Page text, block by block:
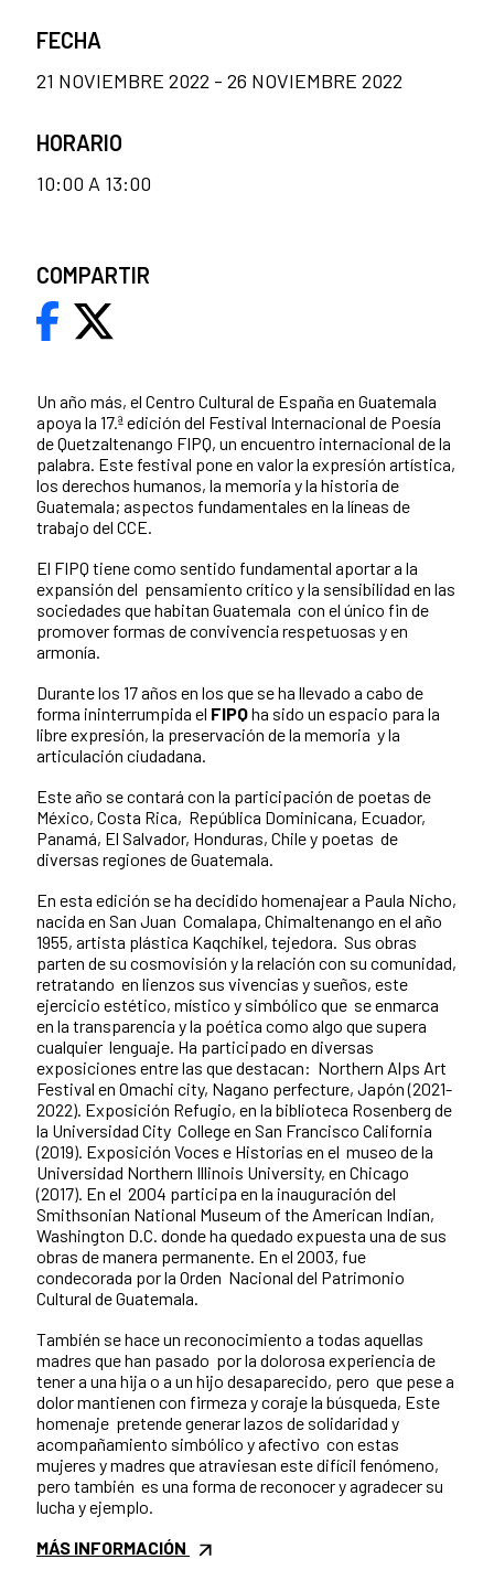
Un año más, el Centro Cultural de España en Guatemala
apoya la 17.ª edición del Festival Internacional de Poesía
de Quetzaltenango FIPQ, un encuentro internacional de la
palabra. Este festival pone en valor la expresión artística,
los derechos humanos, la memoria y la historia de
Guatemala; aspectos fundamentales en la líneas de
trabajo del CCE.
El FIPQ tiene como sentido fundamental aportar a la
expansión del pensamiento crítico y la sensibilidad en las
sociedades que habitan Guatemala con el único fin de
promover formas de convivencia respetuosas y en
armonía.
Durante los 17 años en los que se ha llevado a cabo de
forma ininterrumpida el FIPQha sido un espacio para la
libre expresión, la preservación de la memoria y la
articulación ciudadana.
Este año se contará con la participación de poetas de
México, Costa Rica, República Dominicana, Ecuador,
Panamá, El Salvador, Honduras, Chile y poetas de
diversas regiones de Guatemala.
En esta edición se ha decidido homenajear a Paula Nicho,
nacida en San Juan Comalapa, Chimaltenango en el año
1955, artista plástica Kaqchikel, tejedora. Sus obras
parten de su cosmovisión y la relación con su comunidad,
retratando en lienzos sus vivencias y sueños, este
ejercicio estético, místico y simbólico que se enmarca
en la transparencia y la poética como algo que supera
cualquier lenguaje. Ha participado en diversas
exposiciones entre las que destacan: Northern Alps Art
Festival en Omachi city, Nagano perfecture, Japón (2021-
2022). Exposición Refugio, en la biblioteca Rosenberg de
la Universidad City College en San Francisco California
(2019). Exposición Voces e Historias en el museo de la
Universidad Northern Illinois University, en Chicago
(2017). En el 2004 participa en la inauguración del
Smithsonian National Museum of the American Indian,
Washington D.C. donde ha quedado expuesta una de sus
obras de manera permanente. En el 2003, fue
condecorada por la Orden Nacional del Patrimonio
Cultural de Guatemala.
También se hace un reconocimiento a todas aquellas
madres que han pasado por la dolorosa experiencia de
tener a una hija o a un hijo desaparecido, pero que pese a
dolor mantienen con firmeza y coraje la búsqueda, Este
homenaje pretende generar lazos de solidaridad y
acompañamiento simbólico y afectivo con estas
mujeres y madres que atraviesan este difícil fenómeno,
pero también es una forma de reconocer y agradecer su
lucha y ejemplo.
MÁS INFORMACIÓN
FECHA
21 NOVIEMBRE 2022 - 26 NOVIEMBRE 2022
HORARIO
10:00 A 13:00
COMPARTIR